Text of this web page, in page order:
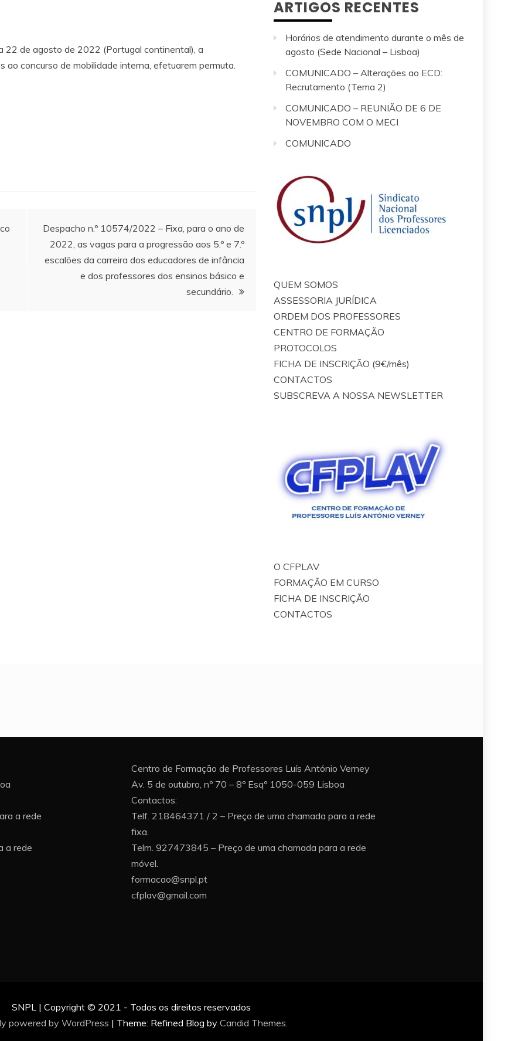
22 de agosto de 2022 (Portugal continental), a
concurso de mobilidade interna, efetuarem permuta.
Despacho n.º 10574/2022 – Fixa, para o ano de
2022, as vagas para a progressão aos 5.º e 7.º
escalões da carreira dos educadores de infância
e dos professores dos ensinos básico e
secundário.
ARTIGOS RECENTES
Horários de atendimento durante o mês de
agosto (Sede Nacional – Lisboa)
COMUNICADO – Alterações ao ECD:
Recrutamento (Tema 2)
COMUNICADO – REUNIÃO DE 6 DE
NOVEMBRO COM O MECI
COMUNICADO
QUEM SOMOS
ASSESSORIA JURÍDICA
ORDEM DOS PROFESSORES
CENTRO DE FORMAÇÃO
PROTOCOLOS
FICHA DE INSCRIÇÃO (9€/mês)
CONTACTOS
SUBSCREVA A NOSSA NEWSLETTER
O CFPLAV
FORMAÇÃO EM CURSO
FICHA DE INSCRIÇÃO
CONTACTOS
a rede
a rede
Centro de Formação de Professores Luís António Verney
Av. 5 de outubro, nº 70 – 8º Esqº 1050-059 Lisboa
Contactos:
Telf. 218464371 / 2 – Preço de uma chamada para a rede
fixa.
Telm. 927473845 – Preço de uma chamada para a rede
móvel.
formacao@snpl.pt
cfplav@gmail.com
SNPL | Copyright © 2021 - Todos os direitos reservados
powered by WordPress | Theme: Refined Blog by Candid Themes.